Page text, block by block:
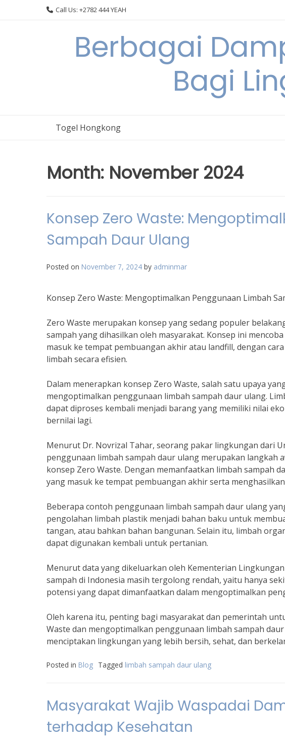
Call Us: +2782 444 YEAH
Berbagai
Bagi
Togel Hongkong
Month: November 2024
Konsep Zero Waste:
Sampah Daur Ulang
Posted on November 7, 2024 by adminmar
Konsep Zero Waste: Mengoptimalkan Penggunaan Limbah
Zero Waste merupakan konsep yang sedang populer
sampah yang dihasilkan oleh masyarakat. Konsep ini
masuk ke tempat pembuangan akhir atau landfill, dengan
limbah secara efisien.
Dalam menerapkan konsep Zero Waste, salah satu upaya
mengoptimalkan penggunaan limbah sampah daur ulang.
dapat diproses kembali menjadi barang yang memiliki nilai
bernilai lagi.
Menurut Dr. Novrizal Tahar, seorang pakar lingkungan dari
penggunaan limbah sampah daur ulang merupakan langkah
konsep Zero Waste. Dengan memanfaatkan limbah sampah
yang masuk ke tempat pembuangan akhir serta
Beberapa contoh penggunaan limbah sampah daur ulang
pengolahan limbah plastik menjadi bahan baku untuk
tangan, atau bahkan bahan bangunan. Selain itu, limbah
dapat digunakan kembali untuk pertanian.
Menurut data yang dikeluarkan oleh Kementerian
sampah di Indonesia masih tergolong rendah, yaitu hanya
potensi yang dapat dimanfaatkan dalam mengoptimalkan
Oleh karena itu, penting bagi masyarakat dan pemerintah
Waste dan mengoptimalkan penggunaan limbah sampah
menciptakan lingkungan yang lebih bersih, sehat, dan
Posted in Blog Tagged limbah sampah daur ulang
Masyarakat Wajib Waspadai
terhadap Kesehatan